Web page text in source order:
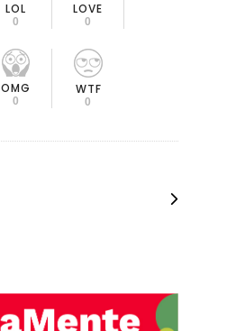
LOL
0
LOVE
0
OMG
0
WTF
0